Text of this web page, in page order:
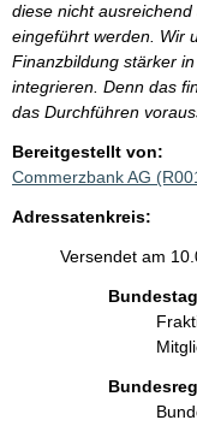
diese nicht
eingeführt werden. Wir
Finanzbildung stärker
integrieren. Denn das
das Durchführen
Bereitgestellt von:
Commerzbank AG
Adressatenkreis:
Versendet am
Bundestag